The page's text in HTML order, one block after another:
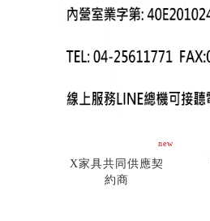
new
X家具共同供應契
約商